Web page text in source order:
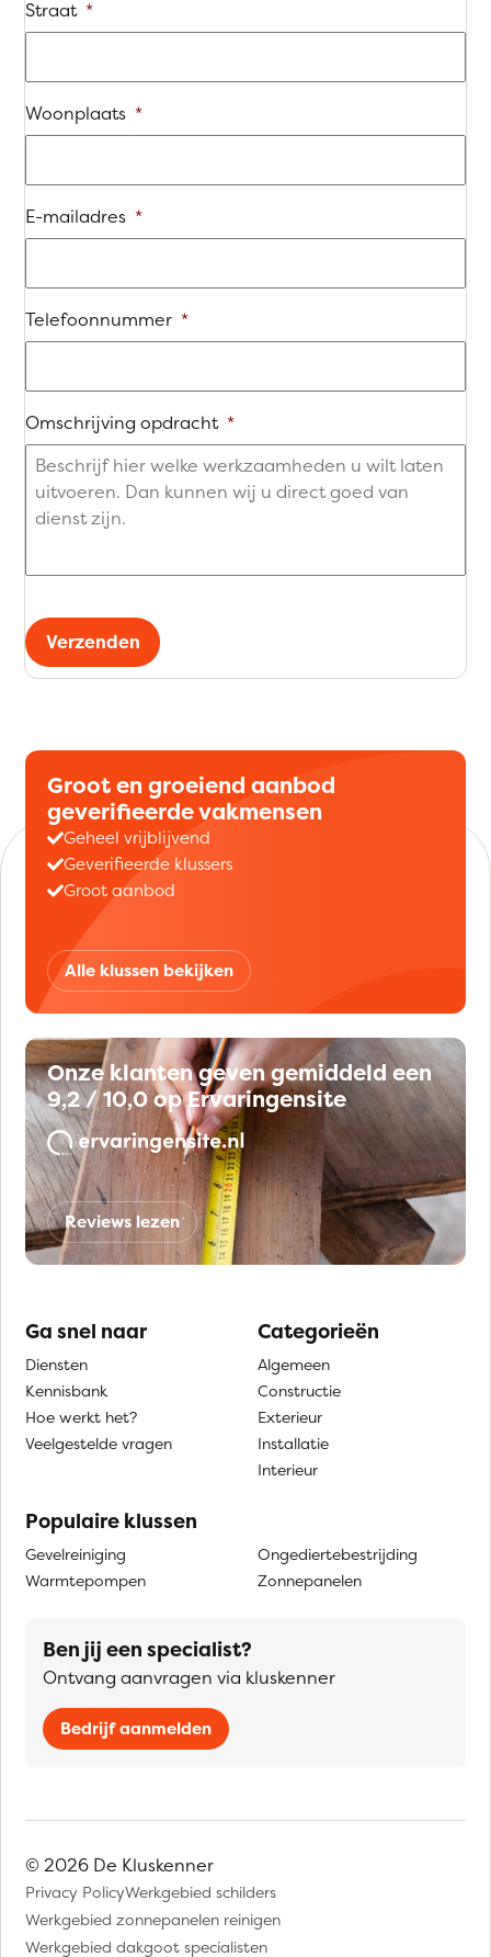
Straat *
Woonplaats *
E-mailadres *
Telefoonnummer *
Omschrijving opdracht *
Verzenden
Groot en groeiend aanbod
geverifieerde vakmensen
Geheel vrijblijvend
Geverifieerde klussers
Groot aanbod
Alle klussen bekijken
Onze klanten geven gemiddeld een
9,2 / 10,0 op Ervaringensite
Reviews lezen
Ga snel naar
Diensten
Kennisbank
Hoe werkt het?
Veelgestelde vragen
Categorieën
Algemeen
Constructie
Exterieur
Installatie
Interieur
Populaire klussen
Gevelreiniging
Warmtepompen
Ongediertebestrijding
Zonnepanelen
Ben jij een specialist?
Ontvang aanvragen via kluskenner
Bedrijf aanmelden
© 2026 De Kluskenner
Privacy PolicyWerkgebied schilders
Werkgebied zonnepanelen reinigen
Werkgebied dakgoot specialisten